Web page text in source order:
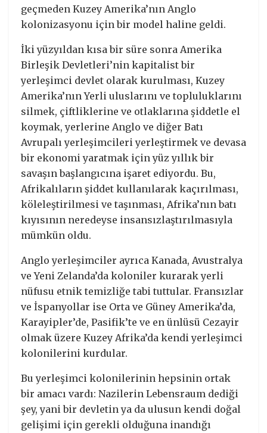
geçmeden Kuzey Amerika’nın Anglo
kolonizasyonu için bir model haline geldi.
İki yüzyıldan kısa bir süre sonra Amerika
Birleşik Devletleri’nin kapitalist bir
yerleşimci devlet olarak kurulması, Kuzey
Amerika’nın Yerli uluslarını ve topluluklarını
silmek, çiftliklerine ve otlaklarına şiddetle el
koymak, yerlerine Anglo ve diğer Batı
Avrupalı yerleşimcileri yerleştirmek ve devasa
bir ekonomi yaratmak için yüz yıllık bir
savaşın başlangıcına işaret ediyordu. Bu,
Afrikalıların şiddet kullanılarak kaçırılması,
köleleştirilmesi ve taşınması, Afrika’nın batı
kıyısının neredeyse insansızlaştırılmasıyla
mümkün oldu.
Anglo yerleşimciler ayrıca Kanada, Avustralya
ve Yeni Zelanda’da koloniler kurarak yerli
nüfusu etnik temizliğe tabi tuttular. Fransızlar
ve İspanyollar ise Orta ve Güney Amerika’da,
Karayipler’de, Pasifik’te ve en ünlüsü Cezayir
olmak üzere Kuzey Afrika’da kendi yerleşimci
kolonilerini kurdular.
Bu yerleşimci kolonilerinin hepsinin ortak
bir amacı vardı: Nazilerin Lebensraum dediği
şey, yani bir devletin ya da ulusun kendi doğal
gelişimi için gerekli olduğuna inandığı